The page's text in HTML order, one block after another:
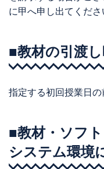
に甲へ申し出てくださ
■教材の引渡し
指定する初回授業日の
■教材・ソフ
システム環境